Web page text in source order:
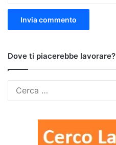
Dove ti piacerebbe lavorare?